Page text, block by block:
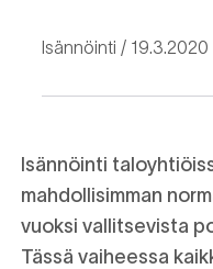
Isännöinti 19.3.2020
Isännöinti
mahdollisimman
vuoksi vallitsevista
Tässä vaiheessa